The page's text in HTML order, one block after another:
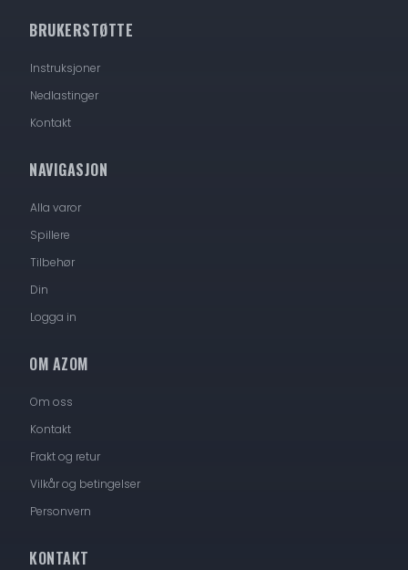
BRUKERSTØTTE
Instruksjoner
Nedlastinger
Kontakt
NAVIGASJON
Alla varor
Spillere
Tilbehør
Din
Logga in
OM AZOM
Om oss
Kontakt
Frakt og retur
Vilkår og betingelser
Personvern
KONTAKT